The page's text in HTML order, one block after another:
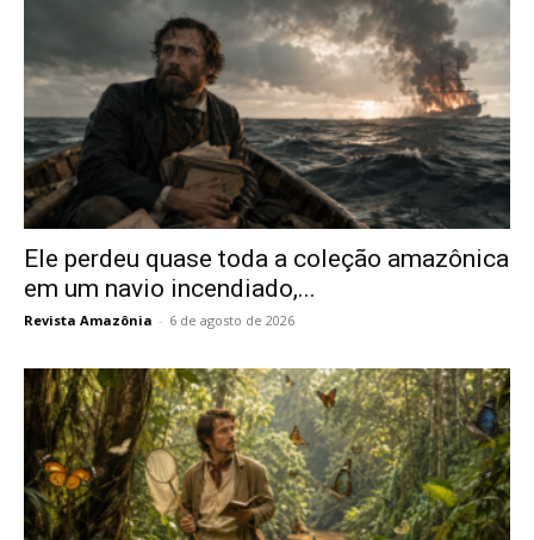
Ele perdeu quase toda a coleção amazônica
em um navio incendiado,...
Revista Amazônia - 6 de agosto de 2026